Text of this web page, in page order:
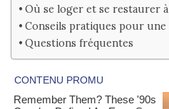
Où se loger et se restaurer
Conseils pratiques pour
Questions fréquentes